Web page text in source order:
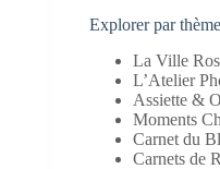
Explorer par thème
La Ville
L’Atelier
Assiette &
Moments
Carnet du
Carnets de